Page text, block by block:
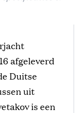
afgeleverd
Duitse
uit
is een